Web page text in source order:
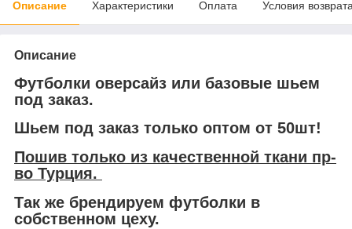
Описание Характеристики Оплата Условия
Описание
Футболки оверсайз или базовые шьем
под заказ.
Шьем под заказ только оптом от 50шт!
Пошив только из качественной ткани пр-
во Турция.
Так же брендируем футболки в
собственном цеху.